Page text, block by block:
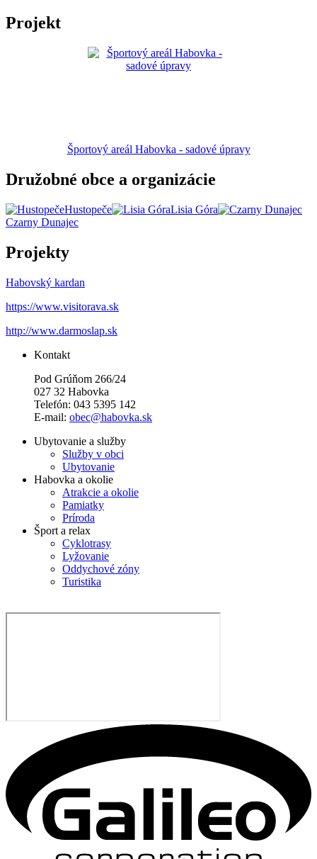
Projekt
Športový areál Habovka - sadové úpravy
Družobné obce a organizácie
Hustopeče
Lisia Góra
Czarny Dunajec
Projekty
Habovský kardan
https://www.visitorava.sk
http://www.darmoslap.sk
Kontakt
Pod Grúňom 266/24
027 32 Habovka
Telefón: 043 5395 142
E-mail: obec@habovka.sk
Ubytovanie a služby
Služby v obci
Ubytovanie
Habovka a okolie
Atrakcie a okolie
Pamiatky
Príroda
Šport a relax
Cyklotrasy
Lyžovanie
Oddychové zóny
Turistika